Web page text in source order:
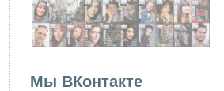
Мы ВКонтакте